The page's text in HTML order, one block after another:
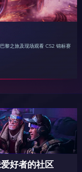
黎之旅及现场观看 CS2 锦标赛
好者的社区